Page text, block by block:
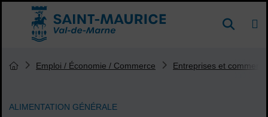
Menu de raccourcis
Accueil ville de Saint-Maurice DE
ALIMENTATION GÉNÉRALE
Vous êtes ici :
Page d'accueil du site
Emploi / Économie / Commerce Entreprises et